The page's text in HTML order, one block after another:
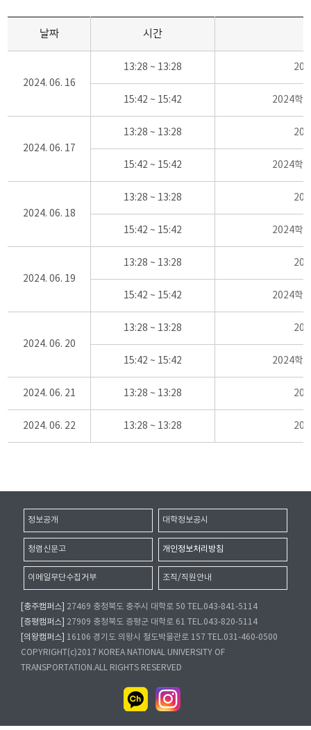
날짜 시간
2024. 06. 16
13:28 ~ 13:28
15:42 ~ 15:42 2024학
2024. 06. 17
13:28 ~ 13:28
15:42 ~ 15:42 2024학
2024. 06. 18
13:28 ~ 13:28
15:42 ~ 15:42 2024학
2024. 06. 19
13:28 ~ 13:28
15:42 ~ 15:42 2024학
2024. 06. 20
13:28 ~ 13:28
15:42 ~ 15:42 2024학
2024. 06. 21 13:28 ~ 13:28
2024. 06. 22 13:28 ~ 13:28
정보공개 대학정보공시
청렴신문고 개인정보처리방침
이메일무단수집거부 조직/직원안내
[충주캠퍼스]
27469 충청북도 충주시 대학로 50 TEL.043-841-5114
[증평캠퍼스]
27909 충청북도 증평군 대학로 61 TEL.043-820-5114
[의왕캠퍼스]
16106 경기도 의왕시 철도박물관로 157 TEL.031-460-0500
COPYRIGHT(c)2017 KOREA NATIONAL UNIVERSITY OF
TRANSPORTATION.ALL RIGHTS RESERVED